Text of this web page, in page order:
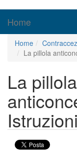
Home
Home
La pillola
La pillola
Istruzioni